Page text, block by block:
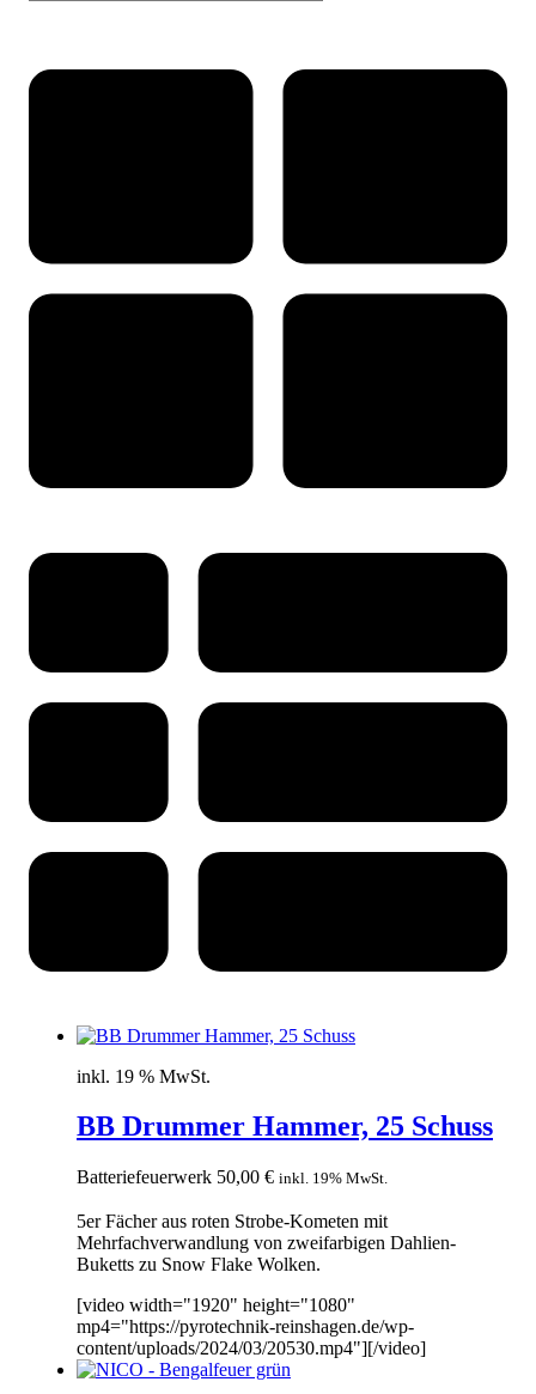
inkl. 19 % MwSt.
BB Drummer Hammer, 25 Schuss
Batteriefeuerwerk 50,00 € inkl. 19% MwSt.
5er Fächer aus roten Strobe-Kometen mit
Mehrfachverwandlung von zweifarbigen Dahlien-
Buketts zu Snow Flake Wolken.
[video width="1920" height="1080"
mp4="https://pyrotechnik-reinshagen.de/wp-
content/uploads/2024/03/20530.mp4"][/video]